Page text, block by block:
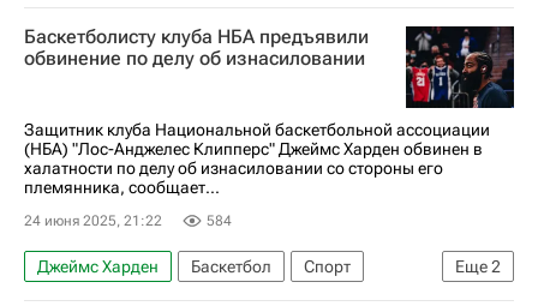
Голден Стэйт Уорриорз
Лос-Анджелес Клипперс
Джимми Батлер
Баскетболисту клуба НБА предъявили
обвинение по делу об изнасиловании
Защитник клуба Национальной баскетбольной ассоциации
(НБА) "Лос-Анджелес Клипперс" Джеймс Харден обвинен в
халатности по делу об изнасиловании со стороны его
племянника, сообщает...
24 июня 2025, 21:22 584
Еще2
Джеймс Харден Баскетбол
Спорт